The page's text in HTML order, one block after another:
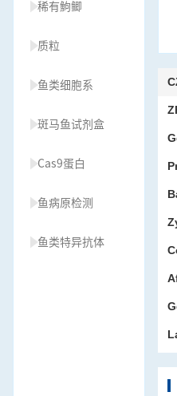
稀有鮈鲫
质粒
鱼类细胞系
斑马鱼试剂盒
Cas9蛋白
鱼病原检测
鱼类特异抗体